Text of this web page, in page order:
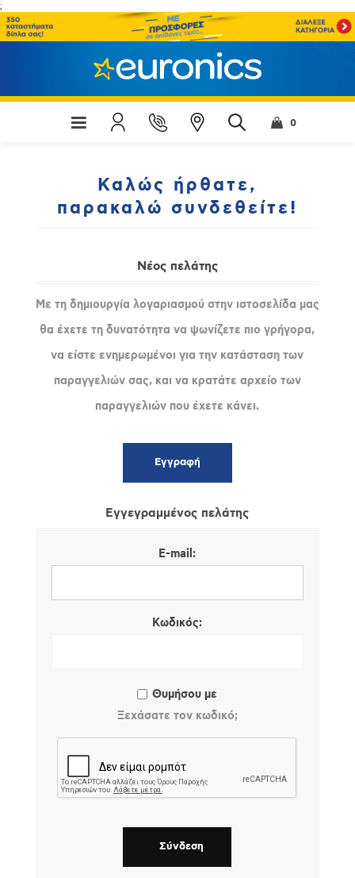
;
0
Καλώς ήρθατε,
παρακαλώ συνδεθείτε!
Νέος πελάτης
Με τη δημιουργία λογαριασμού στην ιστοσελίδα μας
θα έχετε τη δυνατότητα να ψωνίζετε πιο γρήγορα,
να είστε ενημερωμένοι για την κατάσταση των
παραγγελιών σας, και να κρατάτε αρχείο των
παραγγελιών που έχετε κάνει.
Εγγεγραμμένος πελάτης
E-mail:
Κωδικός:
Θυμήσου με
Ξεχάσατε τον κωδικό;